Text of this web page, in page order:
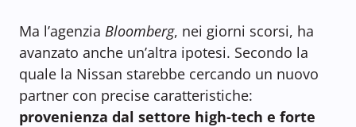
Ma l’agenzia Bloomberg, nei giorni scorsi, ha
avanzato anche un’altra ipotesi. Secondo la
quale la Nissan starebbe cercando un nuovo
partner con precise caratteristiche:
provenienza dal settore high-tech e forte